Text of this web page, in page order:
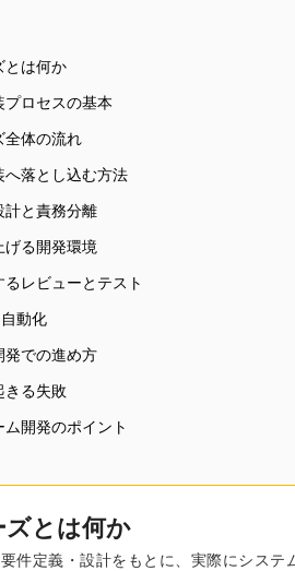
とは何か
プロセスの基本
全体の流れ
へ落とし込む方法
計と責務分離
げる開発環境
レビューとテスト
動化
発での進め方
きる失敗
開発のポイント
ズとは何か
件定義・設計をもとに、実際にシステ